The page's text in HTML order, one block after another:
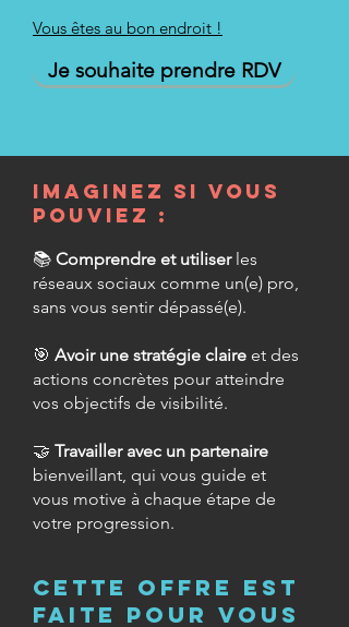
Vous êtes au bon endroit !
Je souhaite prendre RDV
Imaginez si vous
pouviez :
📚 Comprendre et utiliserles
réseaux sociaux comme un(e) pro,
sans vous sentir dépassé(e).
🎯 Avoir une stratégie claire et des
actions concrètes pour atteindre
vos objectifs de visibilité.
🤝 Travailler avec un partenaire
bienveillant, qui vous guide et
vous motive à chaque étape de
votre progression.
Cette offre est
faite pour vous